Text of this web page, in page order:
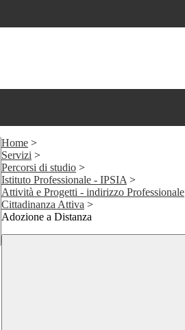
Home >
Servizi >
Percorsi di studio >
Istituto Professionale - IPSIA >
Attività e Progetti - indirizzo Professionale
Cittadinanza Attiva >
Adozione a Distanza